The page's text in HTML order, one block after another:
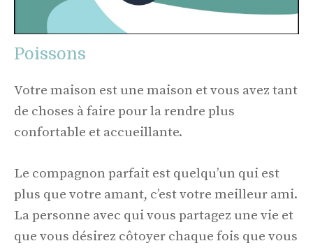
Poissons
Votre maison est une maison et vous avez tant
de choses à faire pour la rendre plus
confortable et accueillante.
Le compagnon parfait est quelqu’un qui est
plus que votre amant, c’est votre meilleur ami.
La personne avec qui vous partagez une vie et
que vous désirez côtoyer chaque fois que vous